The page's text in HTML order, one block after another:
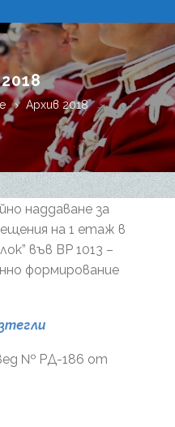
Архив 2018
наддаване за
на 1 етаж в
във ВР 1013 –
формирование
№ РД-186 от